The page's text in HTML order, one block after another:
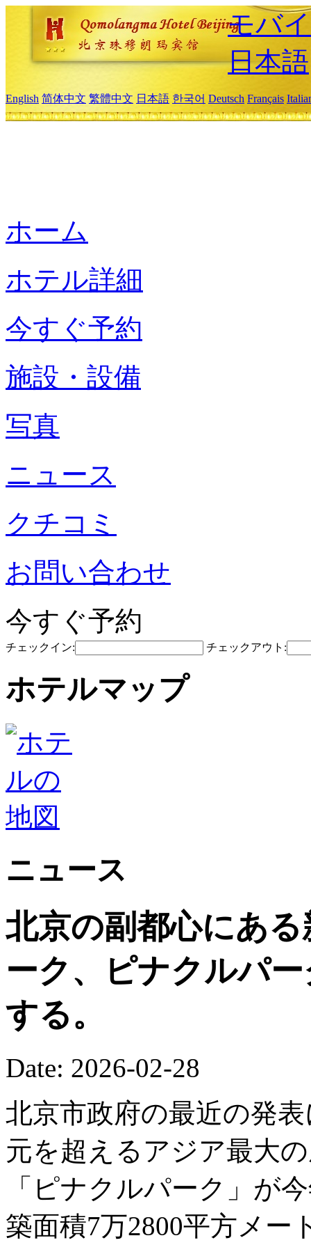
モバ
日本語
English 简体中文 繁體中文 日本語 한국어 Deutsch Français
ホーム
ホテル詳細
今すぐ予約
施設・設備
写真
ニュース
クチコミ
お問い合わせ
今すぐ予約
チェックイン: チェックアウト:
ホテルマップ
ニュース
北京の副都心にあ
ーク、ピナクルパ
する。
Date: 2026-02-28
北京市政府の最近の発
元を超えるアジア最大
「ピナクルパーク」が
築面積7万2800平方メ